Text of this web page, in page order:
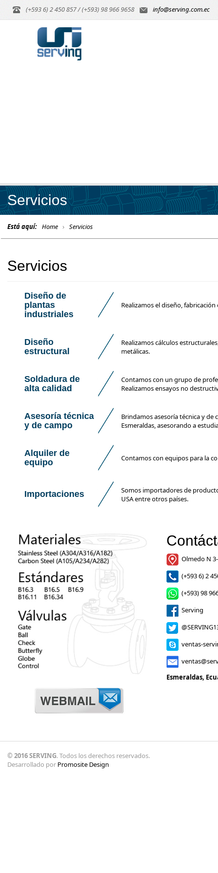
(+593 6) 2 450 857 / (+593) 98 966 9658 info@serving.com.ec
Servicios
Está aquí: Home Servicios
Servicios
Diseño de
plantas
industriales
Realizamos el diseño,
Diseño
estructural
Realizamos cálculos
metálicas.
Soldadura de
alta calidad
Contamos con un grupo de
Realizamos ensayos no
Asesoría técnica
y de campo
Brindamos asesoría técnica y
Esmeraldas, asesorando a
Alquiler de
equipo
Contamos con equipos para la
Importaciones
Somos importadores de
USA entre otros países.
Olmedo N
(+593 6) 2
(+593) 98
Serving
ventas-
Esmeraldas,
© 2016 SERVING. Todos los derechos reservados.
Desarrollado por Promosite Design